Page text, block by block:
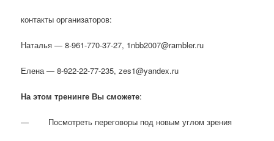
контакты организаторов:
Наталья — 8-961-770-37-27, 1nbb2007@rambler.ru
Елена — 8-922-22-77-235, zes1@yandex.ru
На этом тренинге Вы сможете:
— Посмотреть переговоры под новым углом зрения